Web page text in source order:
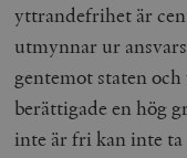
yttrandefrihet är
utmynnar ur
gentemot staten
berättigade en hög
inte är fri kan inte ta